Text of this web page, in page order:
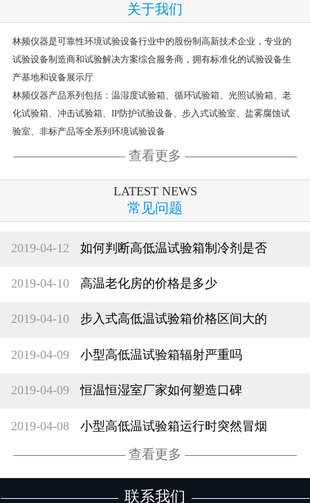
关于我们
林频仪器是可靠性环境试验设备行业中的股份制高新技术企业，专业的
试验设备制造商和试验解决方案综合服务商，拥有标准化的试验设备生
产基地和设备展示厅
林频仪器产品系列包括：温湿度试验箱、循环试验箱、光照试验箱、老
化试验箱、冲击试验箱、IP防护试验设备、步入式试验室、盐雾腐蚀试
验室、非标产品等全系列环境试验设备
查看更多
LATEST NEWS
常见问题
2019-04-12 如何判断高低温试验箱制冷剂是否
2019-04-10 高温老化房的价格是多少
2019-04-10 步入式高低温试验箱价格区间大的
2019-04-09 小型高低温试验箱辐射严重吗
2019-04-09 恒温恒湿室厂家如何塑造口碑
2019-04-08 小型高低温试验箱运行时突然冒烟
查看更多
联系我们